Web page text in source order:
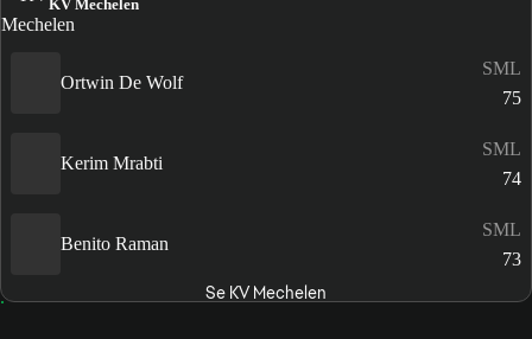
KV Mechelen
Ortwin De Wolf
SML
75
Kerim Mrabti
SML
74
Benito Raman
SML
73
Se KV Mechelen